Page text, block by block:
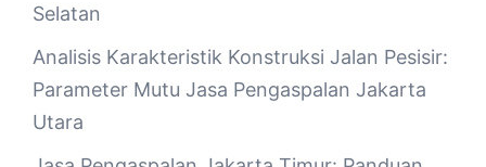
Selatan
Analisis Karakteristik Konstruksi Jalan Pesisir:
Parameter Mutu Jasa Pengaspalan Jakarta
Utara